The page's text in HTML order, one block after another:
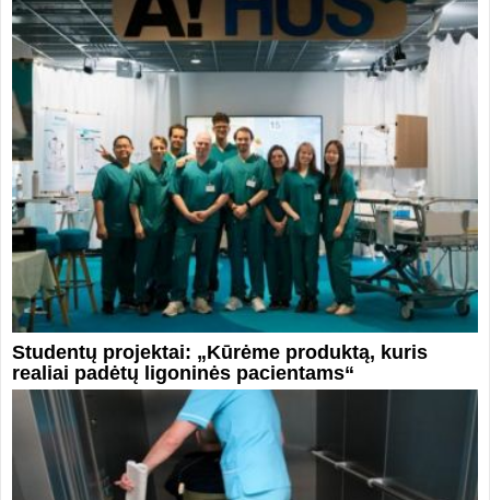
Studentų projektai: „Kūrėme produktą, kuris
realiai padėtų ligoninės pacientams“